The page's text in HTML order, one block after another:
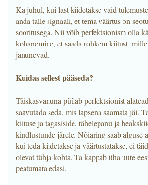
Ka juhul, kui last kiidetakse vaid
anda talle signaali, et tema väärtus on
sooritusega. Nii võib perfektsionism olla
kohanemine, et saada rohkem kiitust,
janunevad.
Kuidas sellest pääseda?
Täiskasvanuna püüab perfektsionist
saavutada seda, mis lapsena saamata jäi.
kiituse ja tagasiside, tähelepanu ja
kindlustunde järele. Nõiaring saab alguse
kui teda kiidetakse ja väärtustatakse, ei
olevat tühja kohta. Ta kappab üha uute
peatumata edasi.